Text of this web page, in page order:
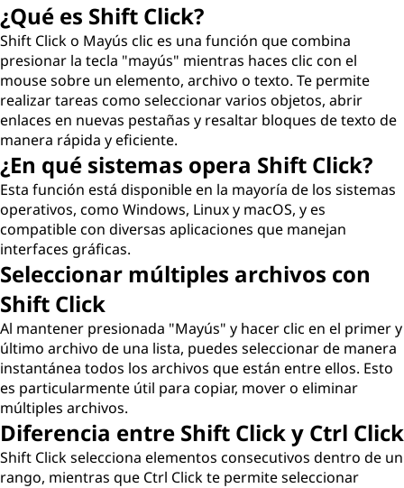
¿Qué es Shift Click?
Shift Click o Mayús clic es una función que combina
presionar la tecla "mayús" mientras haces clic con el
mouse sobre un elemento, archivo o texto. Te permite
realizar tareas como seleccionar varios objetos, abrir
enlaces en nuevas pestañas y resaltar bloques de texto de
manera rápida y eficiente.
¿En qué sistemas opera Shift Click?
Esta función está disponible en la mayoría de los sistemas
operativos, como Windows, Linux y macOS, y es
compatible con diversas aplicaciones que manejan
interfaces gráficas.
Seleccionar múltiples archivos con
Shift Click
Al mantener presionada "Mayús" y hacer clic en el primer y
último archivo de una lista, puedes seleccionar de manera
instantánea todos los archivos que están entre ellos. Esto
es particularmente útil para copiar, mover o eliminar
múltiples archivos.
Diferencia entre Shift Click y Ctrl Click
Shift Click selecciona elementos consecutivos dentro de un
rango, mientras que Ctrl Click te permite seleccionar